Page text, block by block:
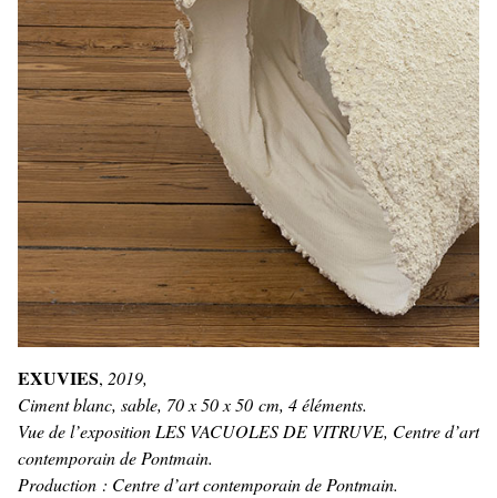
EXUVIES, 2019,
Ciment blanc, sable, 70 x 50 x 50 cm, 4 éléments.
Vue de l’exposition LES VACUOLES DE VITRUVE, Centre d’art
contemporain de Pontmain.
Production : Centre d’art contemporain de Pontmain.